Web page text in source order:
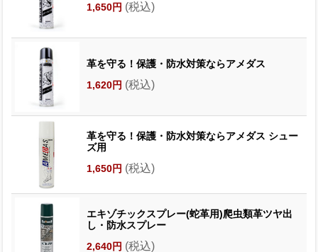
1,650円 (税込)
革を守る！保護・防水対策ならアメダス
1,620円 (税込)
革を守る！保護・防水対策ならアメダス シュー
ズ用
1,650円 (税込)
エキゾチックスプレー(蛇革用)爬虫類革ツヤ出
し・防水スプレー
2,640円 (税込)